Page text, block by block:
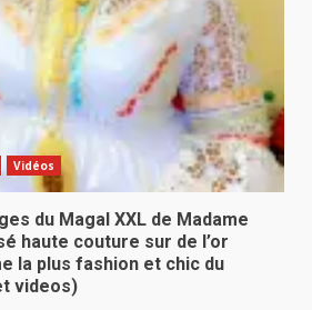
Vidéos
du Magal XXL de Madame
haute couture sur de l’or
la plus fashion et chic du
videos)